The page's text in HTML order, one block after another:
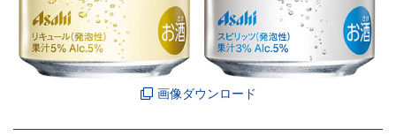
画像ダウンロード